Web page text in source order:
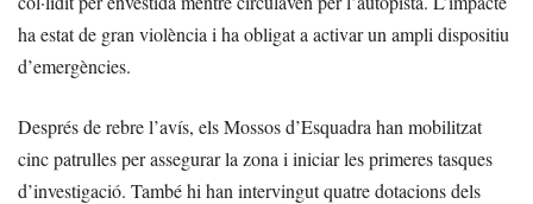
ha estat de gran violència i ha obligat a activar un ampli dispositiu
d’emergències.
Després de rebre l’avís, els Mossos d’Esquadra han mobilitzat
cinc patrulles per assegurar la zona i iniciar les primeres tasques
d’investigació. També hi han intervingut quatre dotacions dels